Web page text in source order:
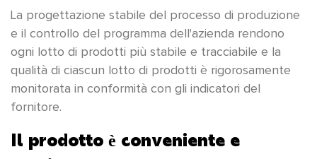
La progettazione stabile del processo di produzione
e il controllo del programma dell'azienda rendono
ogni lotto di prodotti più stabile e tracciabile e la
qualità di ciascun lotto di prodotti è rigorosamente
monitorata in conformità con gli indicatori del
fornitore.
Il prodotto è conveniente e